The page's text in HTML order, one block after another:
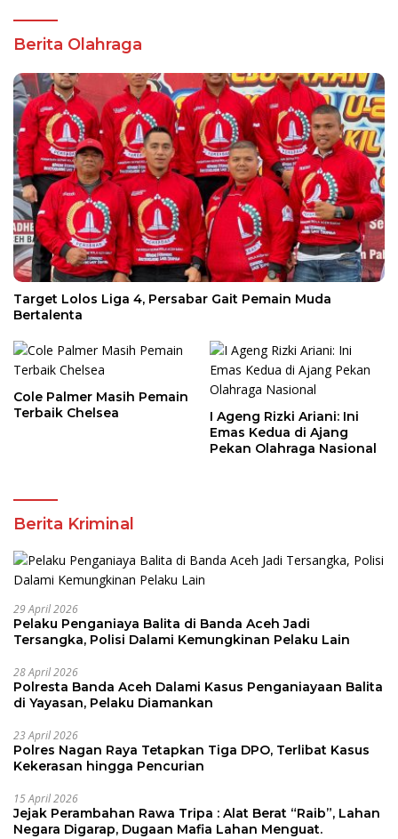
Berita Olahraga
Target Lolos Liga 4, Persabar Gait Pemain Muda
Bertalenta
Cole Palmer Masih Pemain
Terbaik Chelsea
I Ageng Rizki Ariani: Ini
Emas Kedua di Ajang
Pekan Olahraga Nasional
Berita Kriminal
29 April 2026
Pelaku Penganiaya Balita di Banda Aceh Jadi
Tersangka, Polisi Dalami Kemungkinan Pelaku Lain
28 April 2026
Polresta Banda Aceh Dalami Kasus Penganiayaan Balita
di Yayasan, Pelaku Diamankan
23 April 2026
Polres Nagan Raya Tetapkan Tiga DPO, Terlibat Kasus
Kekerasan hingga Pencurian
15 April 2026
Jejak Perambahan Rawa Tripa : Alat Berat “Raib”, Lahan
Negara Digarap, Dugaan Mafia Lahan Menguat.